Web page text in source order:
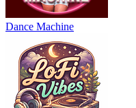
Dance Machine